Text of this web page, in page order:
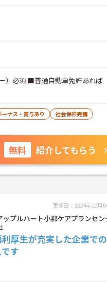
）必須 ■普通自動車免許あれば
ーナス・賞与あり
社会保険完備
無料 紹介してもらう
更新日：2024年12月
プルハート小郡ケアプランセン
利厚生が充実した企業での
す